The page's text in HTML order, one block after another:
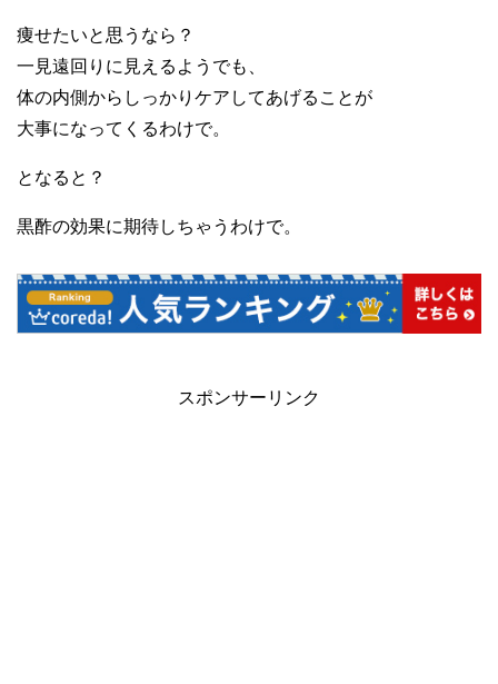
痩せたいと思うなら？
一見遠回りに見えるようでも、
体の内側からしっかりケアしてあげることが
大事になってくるわけで。
となると？
黒酢の効果に期待しちゃうわけで。
スポンサーリンク